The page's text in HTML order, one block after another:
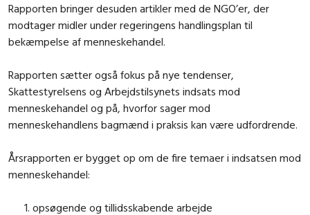
Rapporten bringer desuden artikler med de NGO’er, der
modtager midler under regeringens handlingsplan til
bekæmpelse af menneskehandel.
Rapporten sætter også fokus på nye tendenser,
Skattestyrelsens og Arbejdstilsynets indsats mod
menneskehandel og på, hvorfor sager mod
menneskehandlens bagmænd i praksis kan være udfordrende.
Årsrapporten er bygget op om de fire temaer i indsatsen mod
menneskehandel:
opsøgende og tillidsskabende arbejde